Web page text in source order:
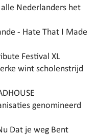
Nederlanders het
- Hate That I Made
Festival XL
wint scholenstrijd
genomineerd
Dat je weg Bent